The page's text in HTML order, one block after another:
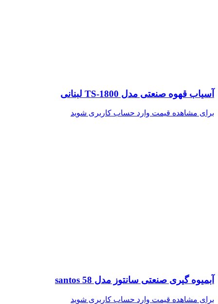
آسیاب قهوه صنعتی مدل TS-1800 لبنانی
برای مشاهده قیمت وارد حساب کاربری شوید
آبمیوه گیری صنعتی سانتوز مدل santos 58
برای مشاهده قیمت وارد حساب کاربری شوید